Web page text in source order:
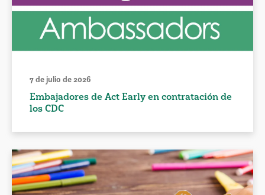
7 de julio de 2026
Embajadores de Act Early en contratación de
los CDC